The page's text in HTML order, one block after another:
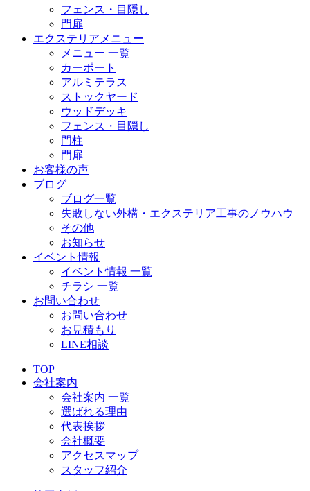
フェンス・目隠し
門扉
エクステリアメニュー
メニュー 一覧
カーポート
アルミテラス
ストックヤード
ウッドデッキ
フェンス・目隠し
門柱
門扉
お客様の声
ブログ
ブログ一覧
失敗しない外構・エクステリア工事のノウハウ
その他
お知らせ
イベント情報
イベント情報 一覧
チラシ 一覧
お問い合わせ
お問い合わせ
お見積もり
LINE相談
TOP
会社案内
会社案内 一覧
選ばれる理由
代表挨拶
会社概要
アクセスマップ
スタッフ紹介